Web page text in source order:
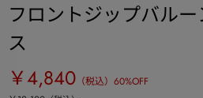
フロントジップバル
ス
￥4,840 （税込） 60%OFF